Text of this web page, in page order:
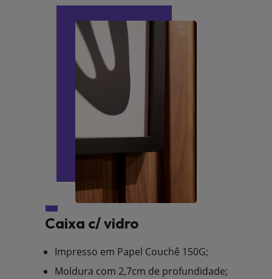
Caixa c/ vidro
Impresso em Papel Couchê 150G;
Moldura com 2,7cm de profundidade;